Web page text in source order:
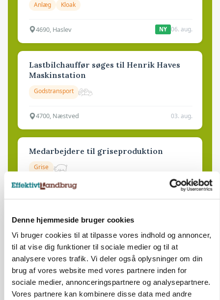
Denne hjemmeside bruger cookies
Vi bruger cookies til at tilpasse vores indhold og annoncer,
til at vise dig funktioner til sociale medier og til at
analysere vores trafik. Vi deler også oplysninger om din
brug af vores website med vores partnere inden for
sociale medier, annonceringspartnere og analysepartnere.
Vores partnere kan kombinere disse data med andre
Anlæg Kloak
4690, Haslev NY 06. aug.
Lastbilchauffør søges til Henrik Haves
Maskinstation
Godstransport
4700, Næstved 03. aug.
Medarbejdere til griseproduktion
Grise
9681, Ranum 03. aug.
Kalvepasser til ejendom i udvikling søges
6392, Bolderslev 03. aug.